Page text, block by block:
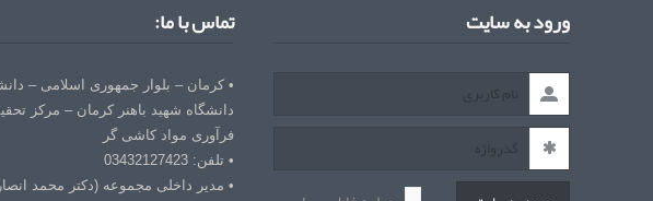
ورود به سایت تماس با ما:
• کرمان – بلوار جمهوری اسلامی –
دانشگاه شهید باهنر کرمان – مرکز
فرآوری مواد کاشی گر
• تلفن: 03432127423
• مدیر داخلی مجموعه (دکتر محمد